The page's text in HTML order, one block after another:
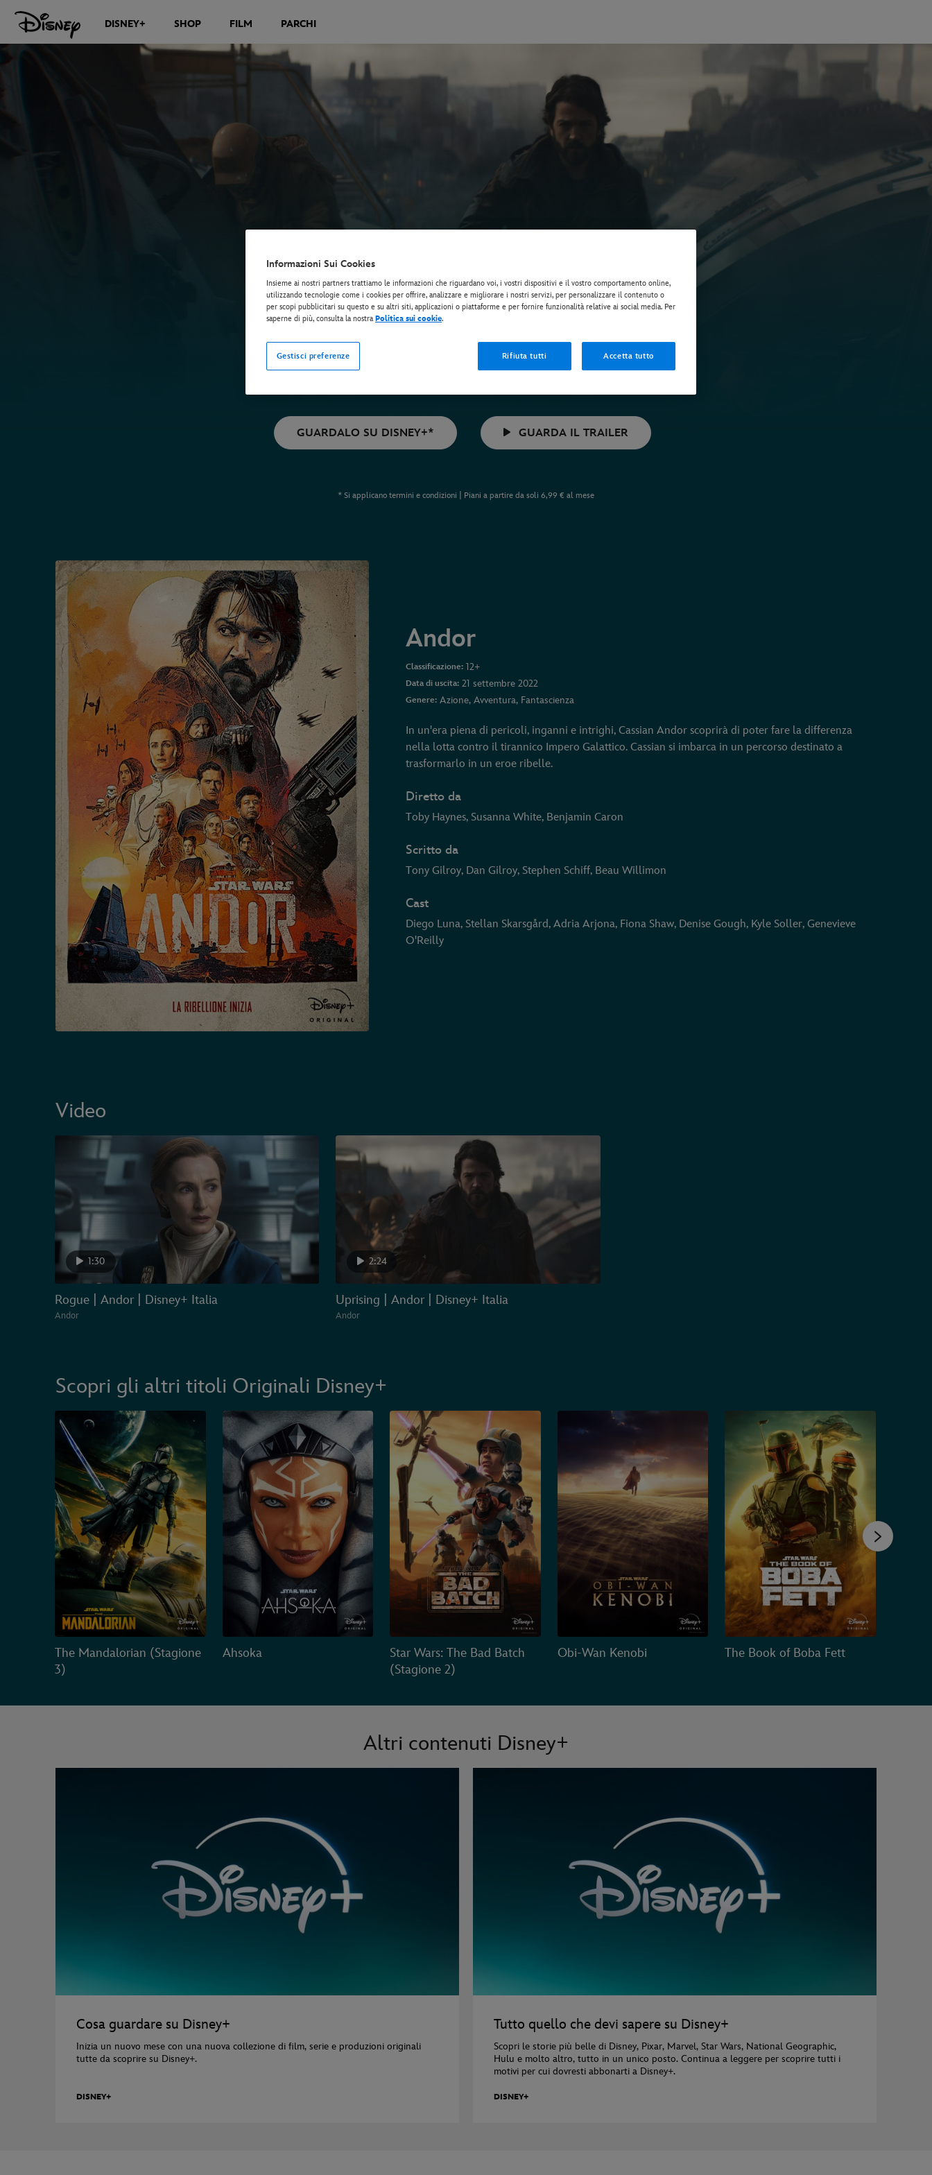
DISNEY+ SHOP FILM PARCHI
GUARDALO SU DISNEY+* GUARDA IL TRAILER
* Si applicano termini e condizioni | Piani a partire da soli 6,99 € al mese
Andor
Classificazione: 12+
Data di uscita: 21 settembre 2022
Genere: Azione, Avventura, Fantascienza
In un'era piena di pericoli, inganni e intrighi, Cassian Andor scoprirà di poter fare la differenza
nella lotta contro il tirannico Impero Galattico. Cassian si imbarca in un percorso destinato a
trasformarlo in un eroe ribelle.
Diretto da
Toby Haynes, Susanna White, Benjamin Caron
Scritto da
Tony Gilroy, Dan Gilroy, Stephen Schiff, Beau Willimon
Cast
Diego Luna, Stellan Skarsgård, Adria Arjona, Fiona Shaw, Denise Gough, Kyle Soller, Genevieve
O'Reilly
Video
1:30
Rogue | Andor | Disney+ Italia
Andor
2:24
Uprising | Andor | Disney+ Italia
Andor
Scopri gli altri titoli Originali Disney+
The Mandalorian (Stagione
3)
Ahsoka
Star Wars: The Bad Batch
(Stagione 2)
Obi-Wan Kenobi The Book of Boba Fett
Altri contenuti Disney+
Cosa guardare su Disney+
Inizia un nuovo mese con una nuova collezione di film, serie e produzioni originali
tutte da scoprire su Disney+.
DISNEY+
Tutto quello che devi sapere su Disney+
Scopri le storie più belle di Disney, Pixar, Marvel, Star Wars, National Geographic,
Hulu e molto altro, tutto in un unico posto. Continua a leggere per scoprire tutti i
motivi per cui dovresti abbonarti a Disney+.
DISNEY+
Informazioni Sui Cookies
Insieme ai nostri partners trattiamo le informazioni che riguardano voi, i vostri dispositivi e il vostro comportamento online,
utilizzando tecnologie come i cookies per offrire, analizzare e migliorare i nostri servizi, per personalizzare il contenuto o
per scopi pubblicitari su questo e su altri siti, applicazioni o piattaforme e per fornire funzionalità relative ai social media. Per
saperne di più, consulta la nostra Politica sui cookie.
Gestisci preferenze Rifiuta tutti Accetta tutto